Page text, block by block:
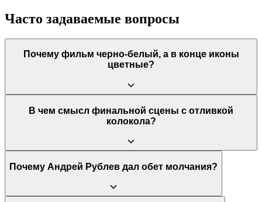
Часто задаваемые вопросы
Почему фильм черно-белый, а в конце иконы
цветные?
Это ключевое художественное решение режиссера. Черно-
белое изображение символизирует жестокую, грешную и
цвета в эпилоге, где показаны иконы Рублева, означает
преображение этой реальности силой искусства и веры. Это
метафора того, как из хаоса и мрака рождается вечная,
божественная гармония.
В чем смысл финальной сцены с отливкой
колокола?
Новелла «Колокол» — это кульминация духовного пути
обладая огромной верой и волей, создает великое творение,
объединившее сотни людей. Это чудо созидания, совершенное
Почему Андрей Рублев дал обет молчания?